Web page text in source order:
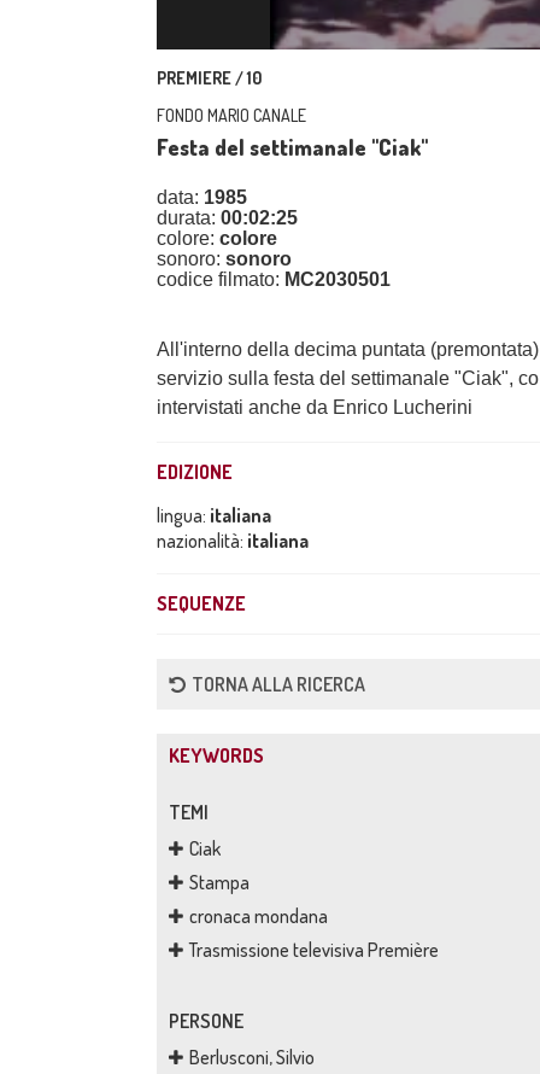
PREMIERE / 10
FONDO MARIO CANALE
Festa del settimanale "Ciak"
data: 1985
durata: 00:02:25
colore: colore
sonoro: sonoro
codice filmato: MC2030501
All'interno della decima puntata
servizio sulla festa del settimanale "Ciak",
intervistati anche da Enrico Lucherini
EDIZIONE
lingua: italiana
nazionalità: italiana
SEQUENZE
TORNA ALLA RICERCA
KEYWORDS
TEMI
Ciak
Stampa
cronaca mondana
Trasmissione televisiva Première
PERSONE
Berlusconi, Silvio